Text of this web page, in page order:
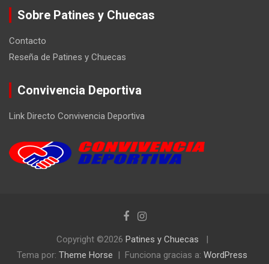
Sobre Patines y Chuecas
Contacto
Reseña de Patines y Chuecas
Convivencia Deportiva
Link Directo Convivencia Deportiva
Copyright ©2026 Patines y Chuecas
Tema por: Theme Horse Funciona gracias a: WordPress